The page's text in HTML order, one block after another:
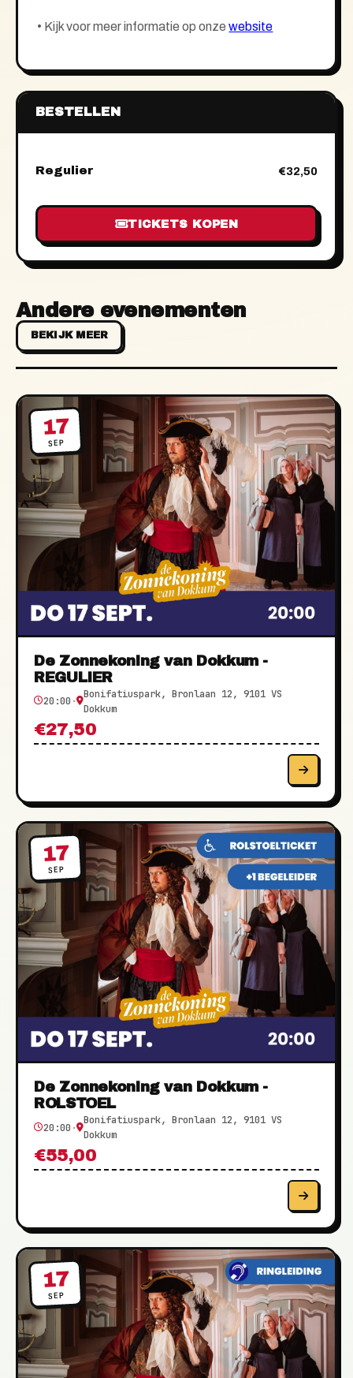
• Kijk voor meer informatie op onzewebsite
BESTELLEN
Regulier €32,50
TICKETS KOPEN
Andere evenementen
BEKIJK MEER
17
SEP
De Zonnekoning van Dokkum -
REGULIER
20:00 ·
Bonifatiuspark, Bronlaan 12, 9101 VS
Dokkum
€27,50
17
SEP
De Zonnekoning van Dokkum -
ROLSTOEL
20:00 ·
Bonifatiuspark, Bronlaan 12, 9101 VS
Dokkum
€55,00
17
SEP